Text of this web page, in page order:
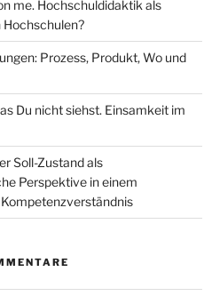
me. Hochschuldidaktik als
Hochschulen?
Prozess, Produkt, Wo und
Du nicht siehst. Einsamkeit im
Soll-Zustand als
Perspektive in einem